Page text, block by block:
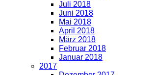
Juli 2018
Juni 2018
Mai 2018
April 2018
März 2018
Februar 2018
Januar 2018
2017